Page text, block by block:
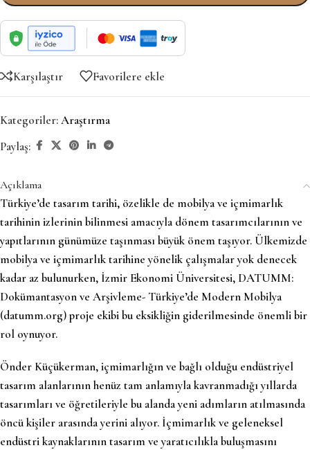
Karşılaştır Favorilere ekle
Kategoriler:Araştırma
Paylaş:
Açıklama
Türkiye’de tasarım tarihi, özelikle de mobilya ve içmimarlık
tarihinin izlerinin bilinmesi amacıyla dönem tasarımcılarının ve
yapıtlarının günümüze taşınması büyük önem taşıyor. Ülkemizde
mobilya ve içmimarlık tarihine yönelik çalışmalar yok denecek
kadar az bulunurken, İzmir Ekonomi Üniversitesi, DATUMM:
Dokümantasyon ve Arşivleme- Türkiye’de Modern Mobilya
(datumm.org) proje ekibi bu eksikliğin giderilmesinde önemli bir
rol oynuyor.
Önder Küçükerman, içmimarlığın ve bağlı olduğu endüstriyel
tasarım alanlarının henüz tam anlamıyla kavranmadığı yıllarda
tasarımları ve öğretileriyle bu alanda yeni adımların atılmasında
öncü kişiler arasında yerini alıyor. İçmimarlık ve geleneksel
endüstri kaynaklarının tasarım ve yaratıcılıkla buluşmasını